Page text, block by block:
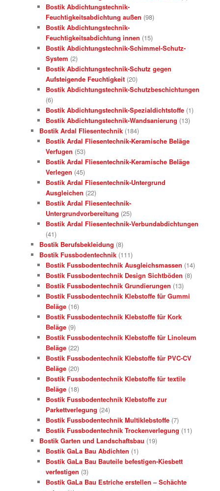
Bostik Abdichtungstechnik-
Feuchtigkeitsabdichtung außen (98)
Bostik Abdichtungstechnik-
Feuchtigkeitsabdichtung innen (15)
Bostik Abdichtungstechnik-Schimmel-Schutz-
System (2)
Bostik Abdichtungstechnik-Schutz gegen
Aufsteigende Feuchtigkeit (20)
Bostik Abdichtungstechnik-Schutzbeschichtungen
(6)
Bostik Abdichtungstechnik-Spezialdichtstoffe (1)
Bostik Abdichtungstechnik-Wandsanierung (13)
Bostik Ardal Fliesentechnik (184)
Bostik Ardal Fliesentechnik-Keramische Beläge
Verfugen (53)
Bostik Ardal Fliesentechnik-Keramische Beläge
Verlegen (45)
Bostik Ardal Fliesentechnik-Untergrund
Ausgleichen (22)
Bostik Ardal Fliesentechnik-
Untergrundvorbereitung (25)
Bostik Ardal Fliesentechnik-Verbundabdichtungen
(41)
Bostik Berufsbekleidung (8)
Bostik Fussbodentechnik (111)
Bostik Fussbodentechnik Ausgleichsmassen (14)
Bostik Fussbodentechnik Design Sichtböden (8)
Bostik Fussbodentechnik Grundierungen (13)
Bostik Fussbodentechnik Klebstoffe für Gummi
Beläge (16)
Bostik Fussbodentechnik Klebstoffe für Kork
Beläge (9)
Bostik Fussbodentechnik Klebstoffe für Linoleum
Beläge (22)
Bostik Fussbodentechnik Klebstoffe für PVC-CV
Beläge (20)
Bostik Fussbodentechnik Klebstoffe für textile
Beläge (18)
Bostik Fussbodentechnik Klebstoffe zur
Parkettverlegung (24)
Bostik Fussbodentechnik Multiklebstoffe (7)
Bostik Fussbodentechnik Trockenverlegung (11)
Bostik Garten und Landschaftsbau (19)
Bostik GaLa Bau Abdichten (1)
Bostik GaLa Bau Bauteile befestigen-Kiesbett
verfestigen (3)
Bostik GaLa Bau Estriche erstellen – Schächte